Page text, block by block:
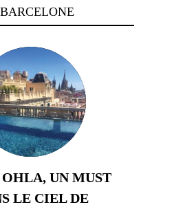
UN MUST
LE CIEL DE